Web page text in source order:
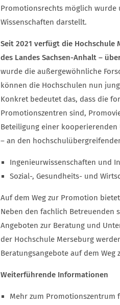
Promotionsrechts möglich
Wissenschaften darstellt.
Seit 2021 verfügt die Hochschule
des Landes Sachsen-Anhalt –
wurde die außergewöhnliche
können die Hochschulen nun
Konkret bedeutet das, dass die
Promotionszentren sind,
Beteiligung einer
– an den
Ingenieurwissenschaften und
Sozial-, Gesundheits- und
Auf dem Weg zur Promotion
Neben den fachlich Betreuenden
Angeboten zur Beratung und
der Hochschule Merseburg
Beratungsangebote auf dem
Weiterführende Informationen
Mehr zum Promotionszentrum